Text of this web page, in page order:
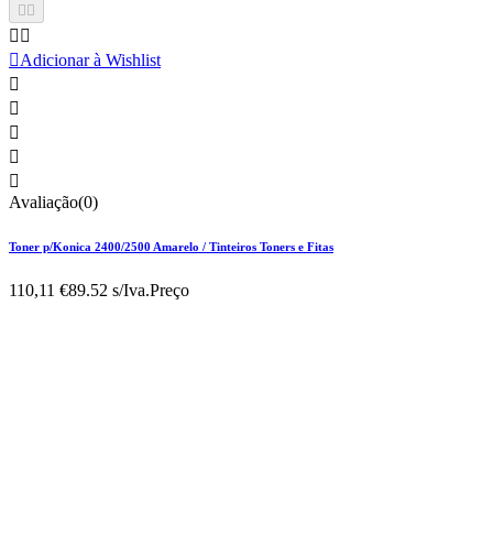
 
 
Adicionar à Wishlist





Avaliação(0)
Toner p/Konica 2400/2500 Amarelo / Tinteiros Toners e Fitas
110,11 €89.52 s/Iva.Preço